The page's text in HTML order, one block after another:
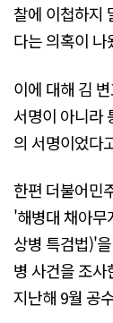
찰에 이첩하지
다는 의혹이 나
이에 대해 김
서명이 아니라
의 서명이었다
한편 더불어민
'해병대 채아무
상병 특검법)'
병 사건을 조
지난해 9월 공